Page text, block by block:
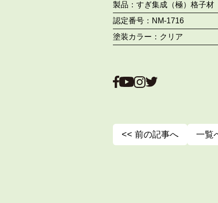
製品： すぎ集成（極）格子材
認定番号： NM-1716
塗装カラー： クリア
<< 前の記事へ 一覧